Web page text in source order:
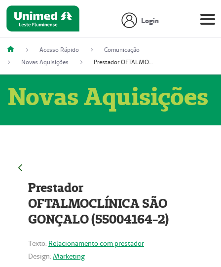
Login
Acesso Rápido
Comunicação
Novas Aquisições
Prestador OFTALMOCLÍNICA SÃO GONÇALO (55004164-2)
Novas Aquisições
Prestador
OFTALMOCLÍNICA SÃO
GONÇALO (55004164-2)
Texto: Relacionamento com prestador
Design: Marketing